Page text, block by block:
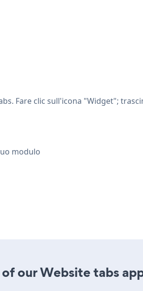
Fare clic sull'icona "Widget";
modulo
our Website tabs